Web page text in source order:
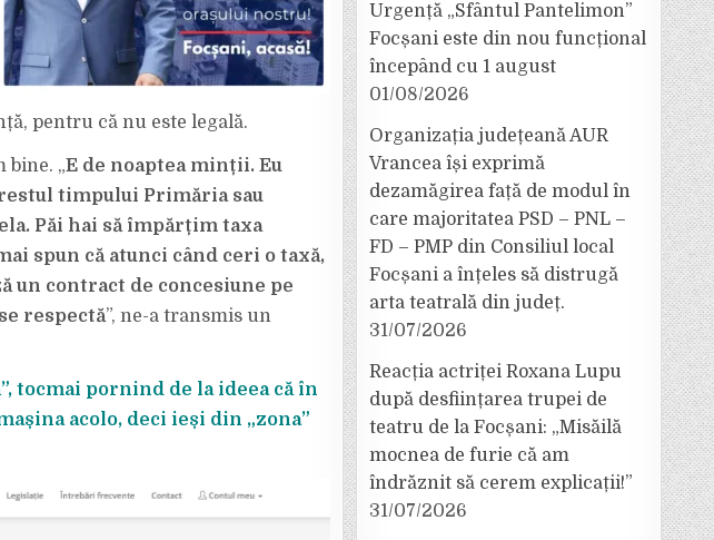
pentru că nu este legală.
bine. „E de noaptea minții. Eu
restul timpului Primăria sau
Păi hai să împărțim taxa
spun că atunci când ceri o taxă,
un contract de concesiune pe
respectă”, ne-a transmis un
tocmai pornind de la ideea că în
acolo, deci ieși din „zona”
Urgență „Sfântul Pantelimon”
Focșani este din nou funcțional
începând cu 1 august
01/08/2026
Organizația județeană AUR
Vrancea își exprimă
dezamăgirea față de modul în
care majoritatea PSD – PNL –
FD – PMP din Consiliul local
Focșani a înțeles să distrugă
arta teatrală din județ.
31/07/2026
Reacția actriței Roxana Lupu
după desființarea trupei de
teatru de la Focșani: „Misăilă
mocnea de furie că am
îndrăznit să cerem explicații!”
31/07/2026